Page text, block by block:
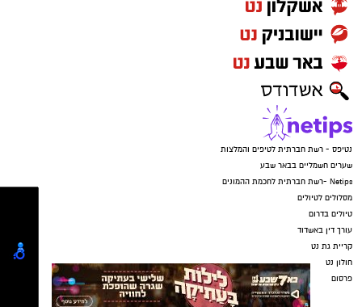
של חיוך ואנושיות. כך, בין היתר, יצרה ציבולסקי
עיצובים משעשעים ל"חומוס גרעיני", "שעועית
בליסטית", "חטיפי קרקר חמקנים", "קפה שחור
ממוקד מטרה" ו"טונה ששוחה בכל גזרה".
נטיפס - רשת חברתית לטיפים והמלצות
שערים חשמליים בבאר שבע
Netips -רשת חברתית לחכמת ההמונים
מסלולים לטיולים
טיולים בדרום
עורך דין באשדוד
קריית גת נט
חולון נט
פרסום